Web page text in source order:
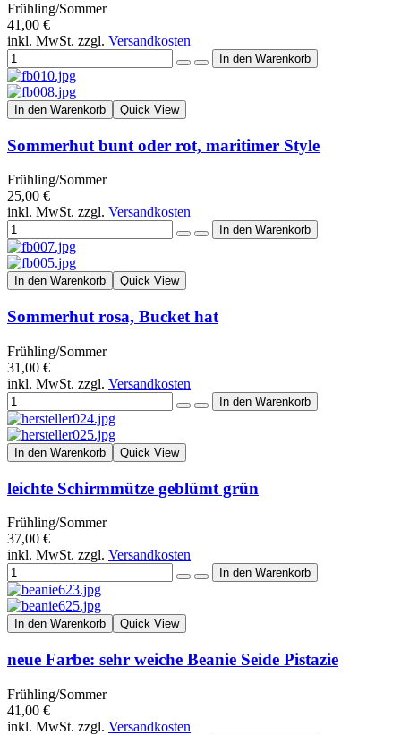
Frühling/Sommer
41,00 €
inkl. MwSt. zzgl. Versandkosten
In den Warenkorb Quick View
Sommerhut bunt oder rot, maritimer Style
Frühling/Sommer
25,00 €
inkl. MwSt. zzgl. Versandkosten
In den Warenkorb Quick View
Sommerhut rosa, Bucket hat
Frühling/Sommer
31,00 €
inkl. MwSt. zzgl. Versandkosten
In den Warenkorb Quick View
leichte Schirmmütze geblümt grün
Frühling/Sommer
37,00 €
inkl. MwSt. zzgl. Versandkosten
In den Warenkorb Quick View
neue Farbe: sehr weiche Beanie Seide Pistazie
Frühling/Sommer
41,00 €
inkl. MwSt. zzgl. Versandkosten